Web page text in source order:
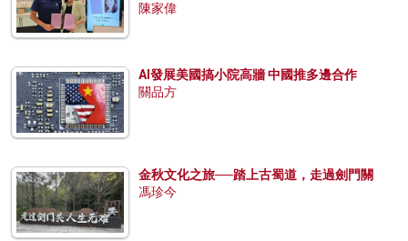
陳家偉
AI發展美國搞小院高牆 中國推多邊合作
關品方
金秋文化之旅──踏上古蜀道，走過劍門關
馮珍今